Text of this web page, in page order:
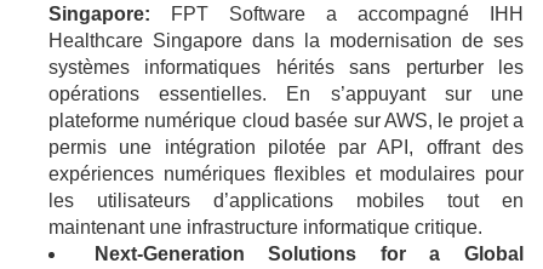
Singapore:
FPT Software a accompagné IHH
Healthcare Singapore dans la modernisation de ses
systèmes informatiques hérités sans perturber les
opérations essentielles. En s’appuyant sur une
plateforme numérique cloud basée sur AWS, le projet a
permis une intégration pilotée par API, offrant des
expériences numériques flexibles et modulaires pour
les utilisateurs d’applications mobiles tout en
maintenant une infrastructure informatique critique.
Next-Generation Solutions for a Global